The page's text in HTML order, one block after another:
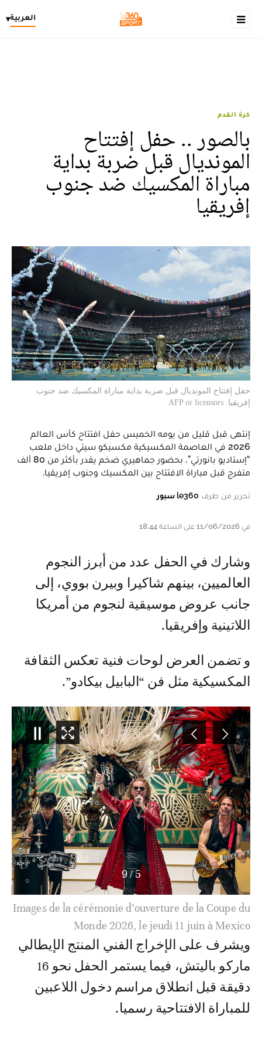
العربية▾
كرة القدم
بالصور .. حفل إفتتاح
المونديال قبل ضربة بداية
مباراة المكسيك ضد جنوب
إفريقيا
حفل إفتتاح المونديال قبل ضربة بداية مباراة المكسيك ضد جنوب
إفريقيا. AFP or licensors
إنتهى قبل قليل من يومه الخميس حفل افتتاح ​كأس العالم​
2026 في العاصمة ​المكسيك​ية مكسيكو سيتي داخل ملعب
“إستاديو بانورتي”، بحضور جماهيري ضخم يقدر بأكثر من 80 ألف
متفرج قبل مباراة الافتتاح بين المكسيك وجنوب إفريقيا.
تحرير من طرف le360 سبور
في 11/06/2026 على الساعة 18:44
وشارك في الحفل عدد من أبرز النجوم
العالميين، بينهم شاكيرا وبيرن بووي، إلى
جانب عروض موسيقية لنجوم من أمريكا
اللاتينية وإفريقيا.
و تضمن العرض لوحات فنية تعكس الثقافة
المكسيكية مثل فن “البابيل بيكادو”.
6
/
9
Images de la cérémonie d’ouverture de la Coupe du
Monde 2026, le jeudi 11 juin à Mexico
ويشرف على الإخراج الفني المنتج الإيطالي
ماركو باليتش، فيما يستمر الحفل نحو 16
دقيقة قبل انطلاق مراسم دخول اللاعبين
للمباراة الافتتاحية رسميا.